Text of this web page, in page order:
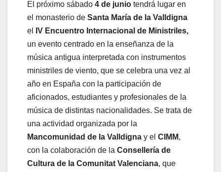
El próximo sábado 4 de junio tendrá lugar en
el monasterio de Santa María de la Valldigna
el
IV Encuentro Internacional de Ministriles,
un evento centrado en la enseñanza de la
música antigua interpretada con instrumentos
ministriles de viento, que se celebra una vez al
año en España con la participación de
aficionados, estudiantes y profesionales de la
música de distintas nacionalidades. Se trata de
una actividad organizada por la
Mancomunidad de la Valldigna y el CIMM,
con la colaboración de la Consellería de
Cultura de la Comunitat Valenciana, que